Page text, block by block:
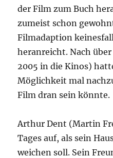
der Film zum Buch
zumeist schon
Filmadaption
heranreicht. Nach
2005 in die Kinos)
Möglichkeit mal
Film dran sein könnte.
Arthur Dent (Martin
Tages auf, als sein
weichen soll. Sein